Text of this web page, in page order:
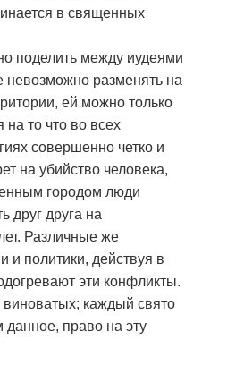
в священных
поделить между иудеями
невозможно разменять на
ей можно только
на то что во всех
совершенно четко и
на убийство человека,
городом люди
друг друга на
Различные же
и политики, действуя в
эти конфликты.
каждый свято
данное, право на эту